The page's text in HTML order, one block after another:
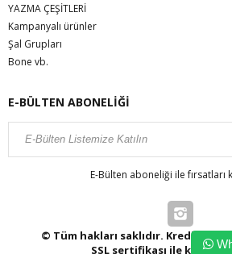
YAZMA ÇEŞİTLERİ
Kampanyalı ürünler
Şal Grupları
Bone vb.
E-BÜLTEN ABONELİĞİ
E-Bülten aboneliği ile fırsatları
© Tüm hakları saklıdır. Kredi
SSL sertifikası ile